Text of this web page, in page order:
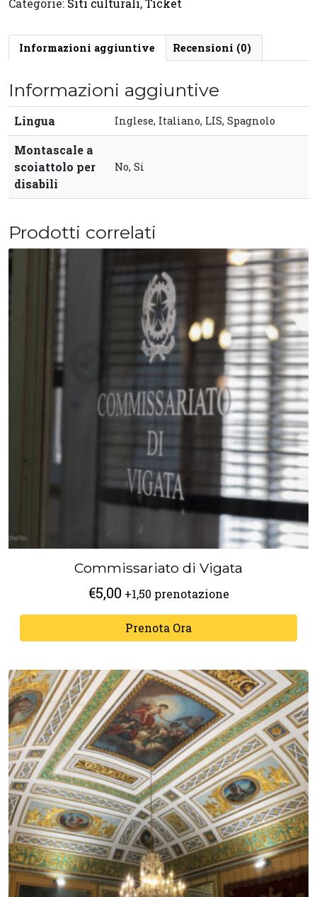
Categorie: Siti culturali,Ticket
Informazioni aggiuntive Recensioni (0)
Informazioni aggiuntive
Lingua Inglese, Italiano, LIS, Spagnolo
Montascale a
scoiattolo per
disabili
No, Si
Prodotti correlati
Commissariato di Vigata
€5,00 +1,50 prenotazione
Prenota Ora